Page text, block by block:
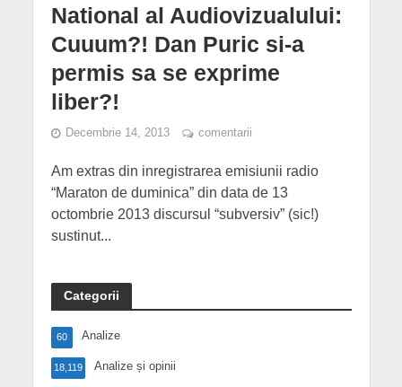
National al Audiovizualului:
Cuuum?! Dan Puric si-a
permis sa se exprime
liber?!
Decembrie 14, 2013 comentarii
Am extras din inregistrarea emisiunii radio
“Maraton de duminica” din data de 13
octombrie 2013 discursul “subversiv” (sic!)
sustinut...
Categorii
Analize
60
Analize și opinii
18,119